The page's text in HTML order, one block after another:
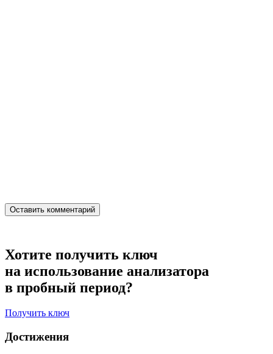
Хотите получить ключ
на использование анализатора
в пробный период?
Получить ключ
Достижения